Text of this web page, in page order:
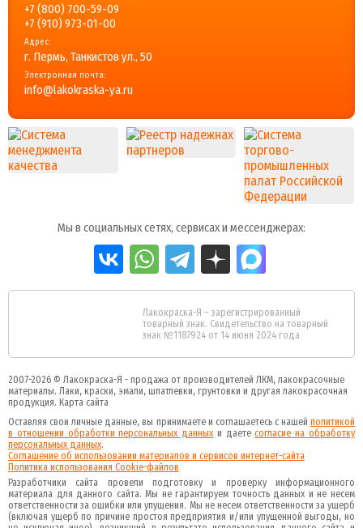
+7 (800) 700-59-09
+7 (910) 973-01-00
Адрес:
г. Пермь, Танкистов ул., 50
Электронная почта:
info@lakokraska-ya.ru
Мы в социальных сетях, сервисах и мессенджерах:
Лакокраска-Я – зарегистрированный
товарный знак. Свидетельство на товарный
знак №1187924 от 14 июня 2024 года
2007-2026 © Лакокраска-Я - продажа от производителей ЛКМ, лакокрасочные
материалы. Лаки, краски, эмали, шпатлевки, грунтовки и другая лакокрасочная
продукция. Карта сайта
Оставляя свои личные данные, вы принимаете и соглашаетесь с нашей политикой
в отношении обработки персональных данных и даетеcогласие на обработку
персональных данных.
Соглашение об использовании материалов и сервисов интернет-сайта
Политика использования Cookie-файлов
Разработчики сайта провели подготовку и проверку информационного
материала для данного сайта. Мы не гарантируем точность данных и не несем
ответственности за ошибки или упущения. Мы не несем ответственности за ущерб
(включая ущерб по причине простоя предприятия и/или упущенной выгоды, но